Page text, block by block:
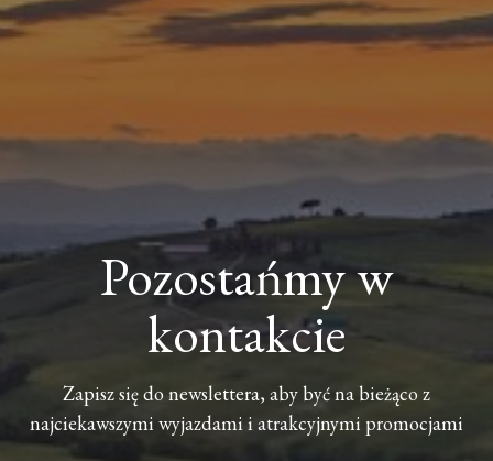
Pozostańmy w
kontakcie
Zapisz się do newslettera, aby być na bieżąco z
najciekawszymi wyjazdami i atrakcyjnymi promocjami